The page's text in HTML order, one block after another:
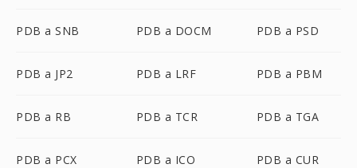
PDB a SNB PDB a DOCM PDB a PSD
PDB a JP2 PDB a LRF PDB a PBM
PDB a RB PDB a TCR PDB a TGA
PDB a PCX PDB a ICO PDB a CUR